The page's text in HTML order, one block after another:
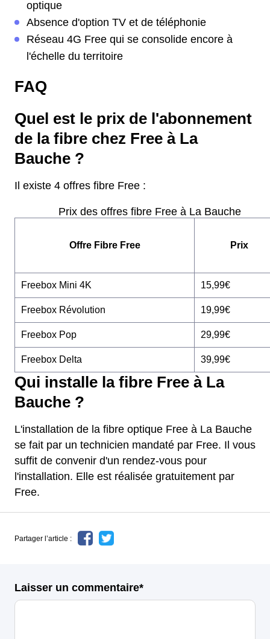
optique
Absence d'option TV et de téléphonie
Réseau 4G Free qui se consolide encore à
l'échelle du territoire
FAQ
Quel est le prix de l'abonnement
de la fibre chez Free à La
Bauche ?
Il existe 4 offres fibre Free :
Prix des offres fibre Free à La Bauche
Offre Fibre Free Prix
Freebox Mini 4K 15,99€
Freebox Révolution 19,99€
Freebox Pop 29,99€
Freebox Delta 39,99€
Qui installe la fibre Free à La
Bauche ?
L'installation de la fibre optique Free à La Bauche
se fait par un technicien mandaté par Free. Il vous
suffit de convenir d'un rendez-vous pour
l'installation. Elle est réalisée gratuitement par
Free.
Partager l’article :
Laisser un commentaire*